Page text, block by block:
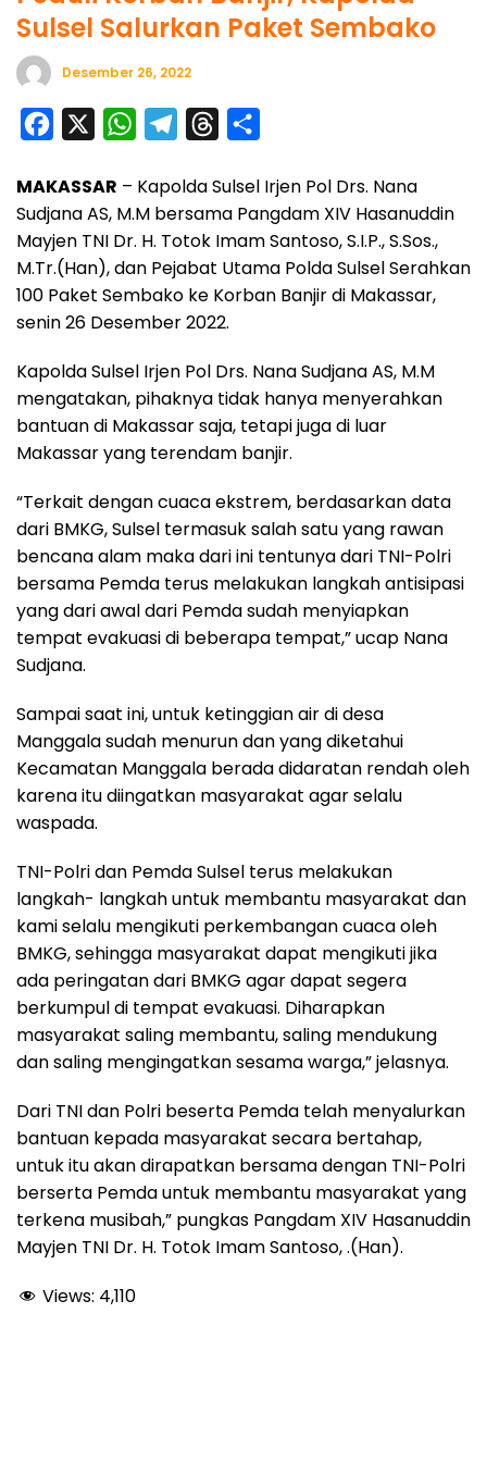
Sulsel Salurkan Paket Sembako
Desember 26, 2022
c
e
b
o
o
W
a
t
s
A
p
l
e
g
r
a
r
e
a
d
s
a
r
e
MAKASSAR – Kapolda Sulsel Irjen Pol Drs. Nana
Sudjana AS, M.M bersama Pangdam XIV Hasanuddin
Mayjen TNI Dr. H. Totok Imam Santoso, S.I.P., S.Sos.,
M.Tr.(Han), dan Pejabat Utama Polda Sulsel Serahkan
100 Paket Sembako ke Korban Banjir di Makassar,
senin 26 Desember 2022.
Kapolda Sulsel Irjen Pol Drs. Nana Sudjana AS, M.M
mengatakan, pihaknya tidak hanya menyerahkan
bantuan di Makassar saja, tetapi juga di luar
Makassar yang terendam banjir.
“Terkait dengan cuaca ekstrem, berdasarkan data
dari BMKG, Sulsel termasuk salah satu yang rawan
bencana alam maka dari ini tentunya dari TNI-Polri
bersama Pemda terus melakukan langkah antisipasi
yang dari awal dari Pemda sudah menyiapkan
tempat evakuasi di beberapa tempat,” ucap Nana
Sudjana.
Sampai saat ini, untuk ketinggian air di desa
Manggala sudah menurun dan yang diketahui
Kecamatan Manggala berada didaratan rendah oleh
karena itu diingatkan masyarakat agar selalu
waspada.
TNI-Polri dan Pemda Sulsel terus melakukan
langkah- langkah untuk membantu masyarakat dan
kami selalu mengikuti perkembangan cuaca oleh
BMKG, sehingga masyarakat dapat mengikuti jika
ada peringatan dari BMKG agar dapat segera
berkumpul di tempat evakuasi. Diharapkan
masyarakat saling membantu, saling mendukung
dan saling mengingatkan sesama warga,” jelasnya.
Dari TNI dan Polri beserta Pemda telah menyalurkan
bantuan kepada masyarakat secara bertahap,
untuk itu akan dirapatkan bersama dengan TNI-Polri
berserta Pemda untuk membantu masyarakat yang
terkena musibah,” pungkas Pangdam XIV Hasanuddin
Mayjen TNI Dr. H. Totok Imam Santoso, .(Han).
Views: 4,110